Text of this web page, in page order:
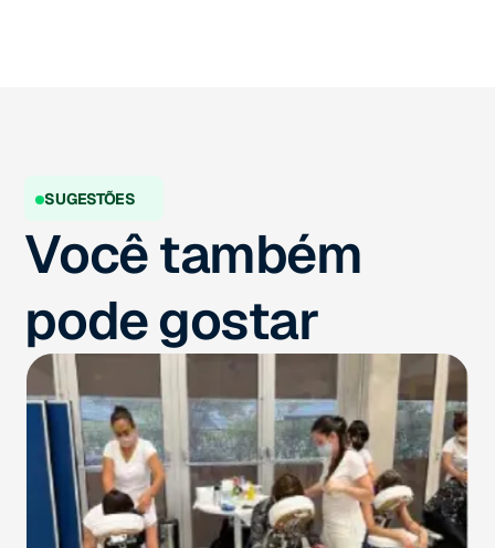
SUGESTÕES
Você também
pode gostar